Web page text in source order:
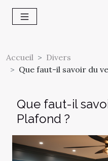
Accueil
Divers
Que faut-il savoir du
Que faut-il
Plafond ?